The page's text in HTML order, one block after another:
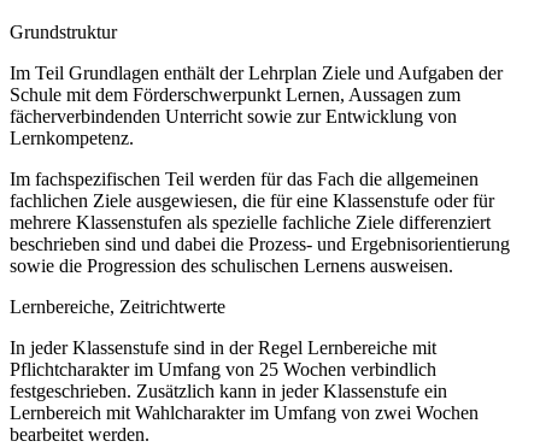
Grundstruktur
Im Teil Grundlagen enthält der Lehrplan Ziele und Aufgaben der
Schule mit dem Förderschwerpunkt Lernen, Aussagen zum
fächerverbindenden Unterricht sowie zur Entwicklung von
Lernkompetenz.
Im fachspezifischen Teil werden für das Fach die allgemeinen
fachlichen Ziele ausgewiesen, die für eine Klassenstufe oder für
mehrere Klassenstufen als spezielle fachliche Ziele differenziert
beschrieben sind und dabei die Prozess- und Ergebnisorientierung
sowie die Progression des schulischen Lernens ausweisen.
Lernbereiche, Zeitrichtwerte
In jeder Klassenstufe sind in der Regel Lernbereiche mit
Pflichtcharakter im Umfang von 25 Wochen verbindlich
festgeschrieben. Zusätzlich kann in jeder Klassenstufe ein
Lernbereich mit Wahlcharakter im Umfang von zwei Wochen
bearbeitet werden.